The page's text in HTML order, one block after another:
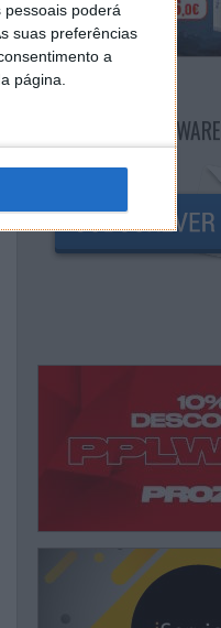
poderá
suas preferências
a
página.
NEWSLETTER PPLWARE